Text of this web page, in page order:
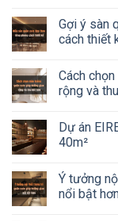
Gợi ý sàn
cách thiết
Cách
rộng và
Dự án
40m²
Ý tưởng
nổi bật